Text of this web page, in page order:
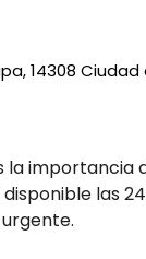
14308 Ciudad
las